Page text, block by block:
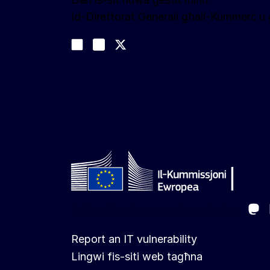
Id-Direttorat Ġenerali għall-Kummerċ
Join us on LinkedIn
Trade-Off podcast
Report an IT vulnerability
Lingwi fis-siti web tagħna